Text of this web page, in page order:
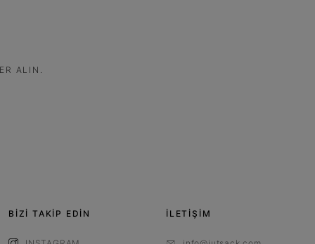
ALIN.
BİZİ TAKİP EDİN İLETİŞİM